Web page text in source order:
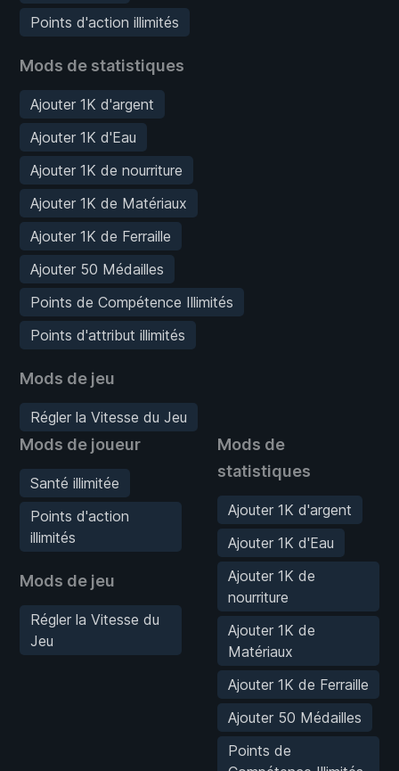
Points d'action illimités
Mods de statistiques
Ajouter 1K d'argent
Ajouter 1K d'Eau
Ajouter 1K de nourriture
Ajouter 1K de Matériaux
Ajouter 1K de Ferraille
Ajouter 50 Médailles
Points de Compétence Illimités
Points d'attribut illimités
Mods de jeu
Régler la Vitesse du Jeu
Mods de joueur
Santé illimitée
Points d'action
illimités
Mods de jeu
Régler la Vitesse du
Jeu
Mods de
statistiques
Ajouter 1K d'argent
Ajouter 1K d'Eau
Ajouter 1K de
nourriture
Ajouter 1K de
Matériaux
Ajouter 1K de Ferraille
Ajouter 50 Médailles
Points de